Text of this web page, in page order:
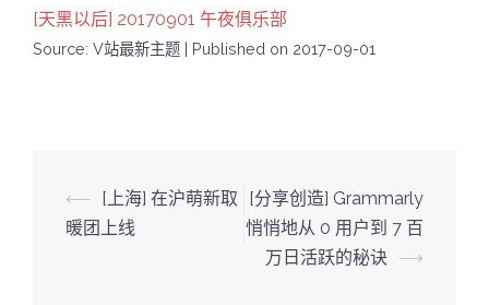
[天黑以后] 20170901 午夜俱乐部
Source: V站最新主题 Published on 2017-09-01
Post
navigation
⟵
[上海] 在沪萌新取
暖团上线
[分享创造] Grammarly
悄悄地从 0 用户到 7 百
万日活跃的秘诀 ⟶